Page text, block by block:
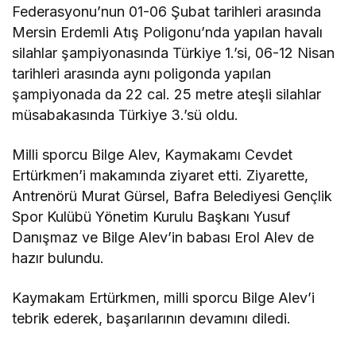
Federasyonu’nun 01-06 Şubat tarihleri arasında
Mersin Erdemli Atış Poligonu’nda yapılan havalı
silahlar şampiyonasında Türkiye 1.’si, 06-12 Nisan
tarihleri arasında aynı poligonda yapılan
şampiyonada da 22 cal. 25 metre ateşli silahlar
müsabakasında Türkiye 3.’sü oldu.
Milli sporcu Bilge Alev, Kaymakamı Cevdet
Ertürkmen’i makamında ziyaret etti. Ziyarette,
Antrenörü Murat Gürsel, Bafra Belediyesi Gençlik
Spor Kulübü Yönetim Kurulu Başkanı Yusuf
Danışmaz ve Bilge Alev’in babası Erol Alev de
hazır bulundu.
Kaymakam Ertürkmen, milli sporcu Bilge Alev’i
tebrik ederek, başarılarının devamını diledi.